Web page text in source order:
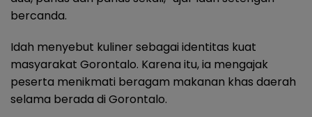
bercanda.
Idah menyebut kuliner sebagai identitas kuat
masyarakat Gorontalo. Karena itu, ia mengajak
peserta menikmati beragam makanan khas daerah
selama berada di Gorontalo.